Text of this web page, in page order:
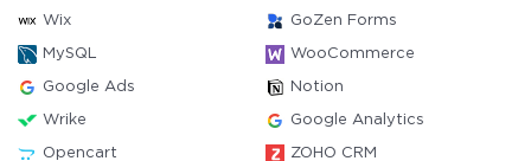
Wix GoZen Forms
MySQL WooCommerce
Google Ads Notion
Wrike Google Analytics
Opencart ZOHO CRM